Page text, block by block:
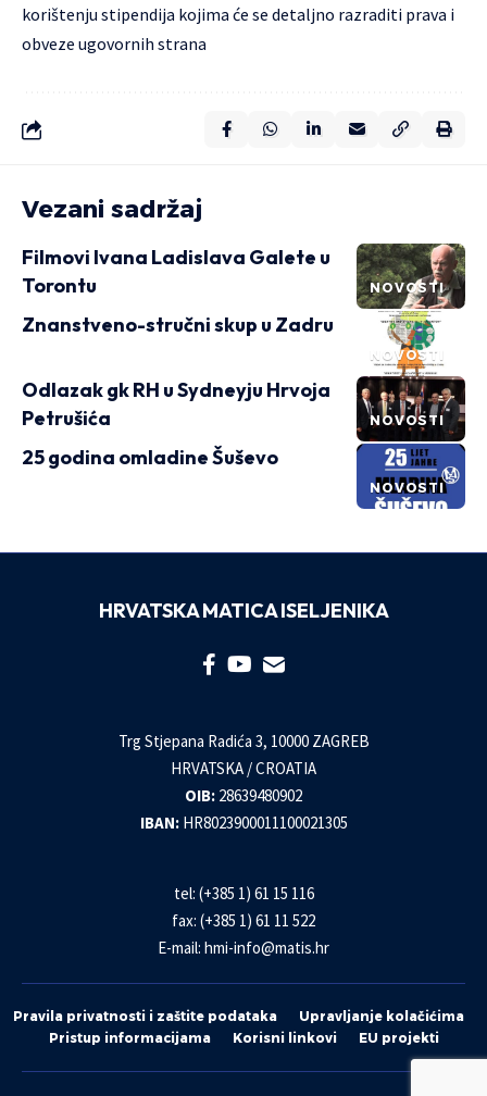
korištenju stipendija kojima će se detaljno razraditi prava i
obveze ugovornih strana
Vezani sadržaj
NOVOSTI
Filmovi Ivana Ladislava Galete u
Torontu
NOVOSTI
Znanstveno-stručni skup u Zadru
NOVOSTI
Odlazak gk RH u Sydneyju Hrvoja
Petrušića
NOVOSTI
25 godina omladine Šuševo
HRVATSKA MATICA ISELJENIKA
Trg Stjepana Radića 3, 10000 ZAGREB
HRVATSKA / CROATIA
OIB: 28639480902
IBAN: HR8023900011100021305
tel: (+385 1) 61 15 116
fax: (+385 1) 61 11 522
E-mail: hmi-info@matis.hr
Pravila privatnosti i zaštite podataka
Upravljanje kolačićima
Pristup informacijama
Korisni linkovi EU projekti